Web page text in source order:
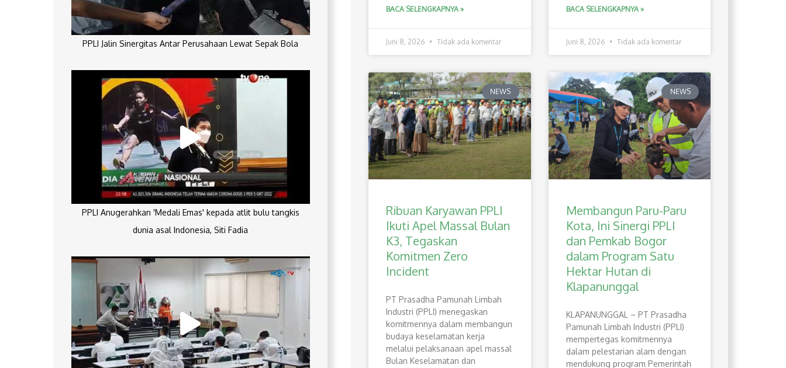
PPLI Jalin Sinergitas Antar Perusahaan Lewat Sepak Bola
PPLI Anugerahkan 'Medali Emas' kepada atlit bulu tangkis
dunia asal Indonesia, Siti Fadia
BACA SELENGKAPNYA »
Juni 8, 2026 Tidak ada komentar
BACA SELENGKAPNYA »
Juni 8, 2026 Tidak ada komentar
NEWS
Ribuan Karyawan PPLI
Ikuti Apel Massal Bulan
K3, Tegaskan
Komitmen Zero
Incident
PT Prasadha Pamunah Limbah
Industri (PPLI) menegaskan
komitmennya dalam membangun
budaya keselamatan kerja
melalui pelaksanaan apel massal
Bulan Keselamatan dan
NEWS
Membangun Paru-Paru
Kota, Ini Sinergi PPLI
dan Pemkab Bogor
dalam Program Satu
Hektar Hutan di
Klapanunggal
​KLAPANUNGGAL – PT Prasadha
Pamunah Limbah Industri (PPLI)
mempertegas komitmennya
dalam pelestarian alam dengan
mendukung program Pemerintah